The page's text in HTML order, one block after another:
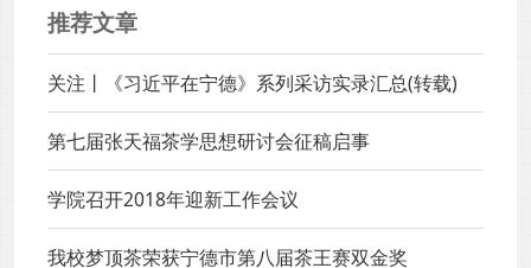
推荐文章
关注丨《习近平在宁德》系列采访实录汇总(转载)
第七届张天福茶学思想研讨会征稿启事
学院召开2018年迎新工作会议
我校梦顶茶荣获宁德市第八届茶王赛双金奖